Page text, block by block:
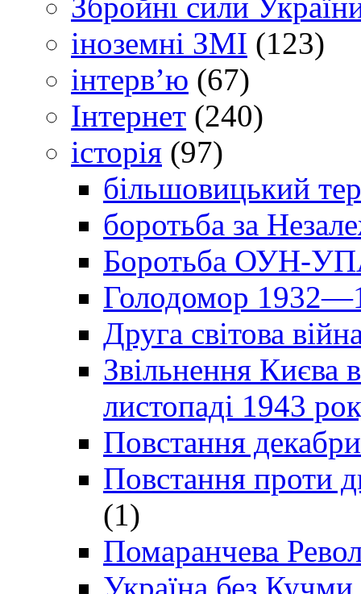
іноземні ЗМІ (123)
інтерв’ю (67)
Інтернет (240)
історія (97)
більшовицький
боротьба за
Боротьба ОУН-УПА
Голодомор
Друга світова
Звільнення Києва
листопаді 1943
Повстання
Повстання проти
(1)
Помаранчева
Україна без Кучми